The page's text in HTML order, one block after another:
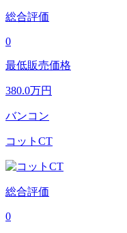
総合評価
0
最低販売価格
380.0万円
バンコン
コットCT
総合評価
0